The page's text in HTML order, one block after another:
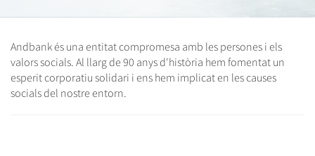
Andbank és una entitat compromesa amb les persones i els
valors socials. Al llarg de 90 anys d'història hem fomentat un
esperit corporatiu solidari i ens hem implicat en les causes
socials del nostre entorn.